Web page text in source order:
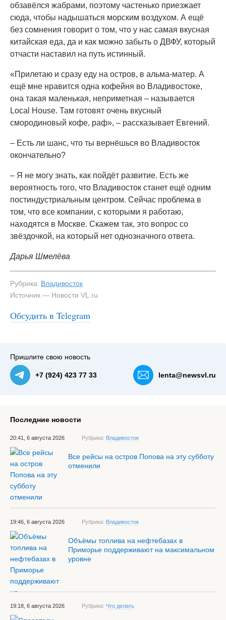
обзавёлся жабрами, поэтому частенько приезжает
сюда, чтобы надышаться морским воздухом. А ещё
без сомнения говорит о том, что у нас самая вкусная
китайская еда, да и как можно забыть о ДВФУ, который
отчасти наставил на путь истинный.
«Прилетаю и сразу еду на остров, в альма-матер. А
ещё мне нравится одна кофейня во Владивостоке,
она такая маленькая, неприметная – называется
Local House. Там готовят очень вкусный
смородиновый кофе, раф», – рассказывает Евгений.
– Есть ли шанс, что ты вернёшься во Владивосток
окончательно?
– Я не могу знать, как пойдёт развитие. Есть же
вероятность того, что Владивосток станет ещё одним
постиндустриальным центром. Сейчас проблема в
том, что все компании, с которыми я работаю,
находятся в Москве. Скажем так, это вопрос со
звёздочкой, на который нет однозначного ответа.
Дарья Шмелёва
Рубрика: Владивосток
Источник — Новости VL.ru
Обсудить в Telegram
#3
Одна из целей Евгения - подчинить себе своё тело —
NewsVL.ru
Пришлите свою новость
+7 (924) 423 77 33 lenta@newsvl.ru
Последние новости
20:41, 6 августа 2026 Рубрика: Владивосток
Все рейсы на остров Попова на эту субботу
отменили
19:46, 6 августа 2026 Рубрика: Владивосток
Объёмы топлива на нефтебазах в
Приморье поддерживают на максимальном
уровне
19:18, 6 августа 2026 Рубрика: Что делать